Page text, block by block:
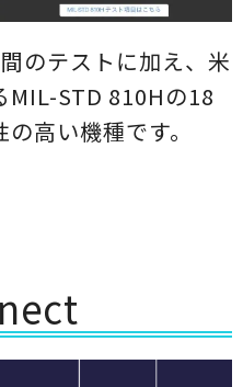
のテストに加え、米
MIL-STD 810Hの18
高い機種です。